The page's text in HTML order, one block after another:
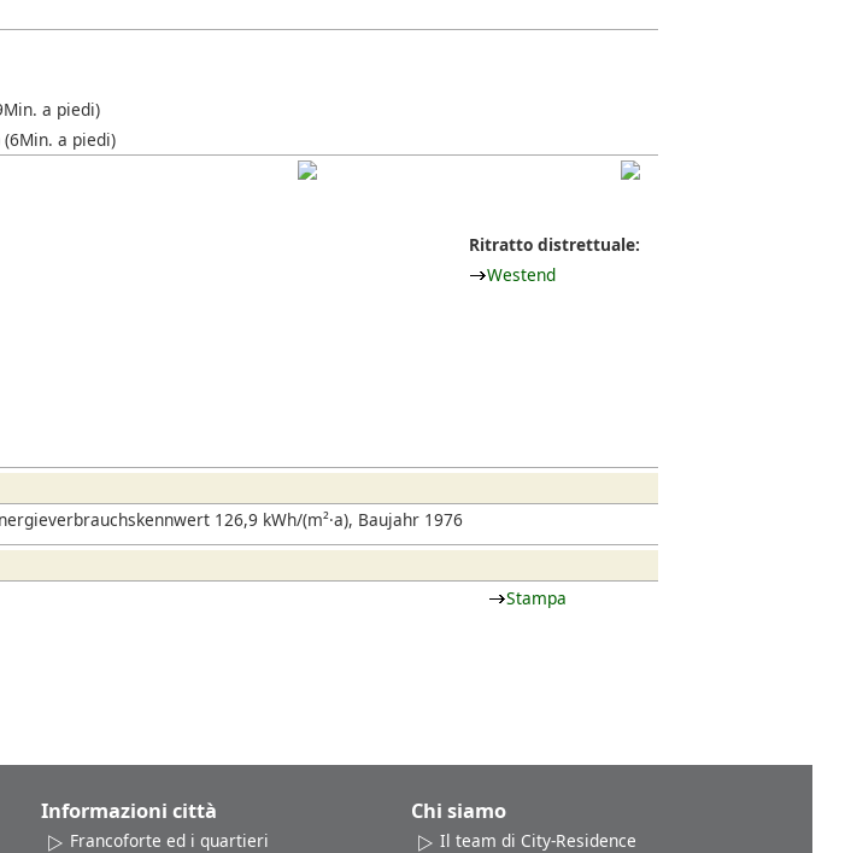
a piedi)
a piedi)
Ritratto distrettuale:
Westend
126,9 kWh/(m²·a), Baujahr 1976
Stampa
Informazioni città
Francoforte ed i quartieri
Chi siamo
Il team di City-Residence